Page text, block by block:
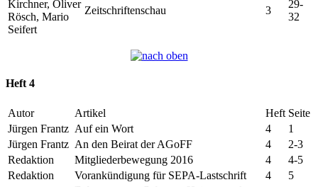
Kirchner, Oliver
Rösch, Mario
Seifert
Zeitschriftenschau 3
29-
32
Heft 4
Autor Artikel Heft Seite
Jürgen Frantz Auf ein Wort 4
1
Jürgen Frantz An den Beirat der AGoFF 4
2-3
Redaktion
Mitgliederbewegung 2016 4
4-5
Redaktion
Vorankündigung für SEPA-Lastschrift 4 5